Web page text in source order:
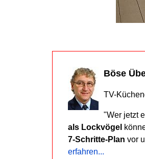
Böse
TV-
"Wer jetzt
als Lockvögel
7-Schritte-Plan vor
erfahren...